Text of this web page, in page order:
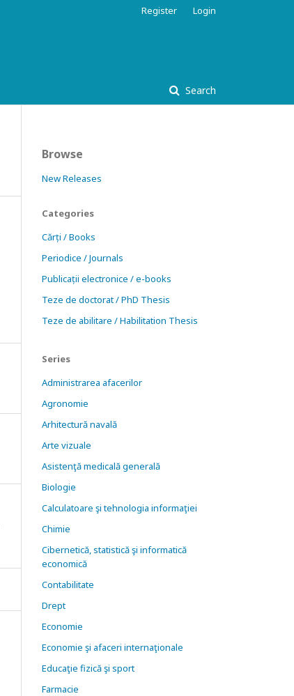
Search
Register Login
Browse
New Releases
Categories
Cărți / Books
Periodice / Journals
Publicații electronice / e-books
Teze de doctorat / PhD Thesis
Teze de abilitare / Habilitation Thesis
Series
Administrarea afacerilor
Agronomie
Arhitectură navală
Arte vizuale
Asistenţă medicală generală
Biologie
Calculatoare şi tehnologia informaţiei
Chimie
Cibernetică, statistică şi informatică
economică
Contabilitate
Drept
Economie
Economie şi afaceri internaţionale
Educaţie fizică şi sport
Farmacie